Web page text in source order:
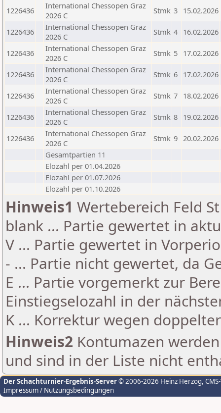
1226436
International Chessopen Graz
2026 C
Stmk 3 15.02.2026
1226436
International Chessopen Graz
2026 C
Stmk 4 16.02.2026
1226436
International Chessopen Graz
2026 C
Stmk 5 17.02.2026
1226436
International Chessopen Graz
2026 C
Stmk 6 17.02.2026
1226436
International Chessopen Graz
2026 C
Stmk 7 18.02.2026
1226436
International Chessopen Graz
2026 C
Stmk 8 19.02.2026
1226436
International Chessopen Graz
2026 C
Stmk 9 20.02.2026
Gesamtpartien 11
Elozahl per 01.04.2026
Elozahl per 01.07.2026
Elozahl per 01.10.2026
Hinweis1 Wertebereich Feld
blank ... Partie gewertet in
V ... Partie gewertet in
- ... Partie nicht gewertet, da
E ... Partie vorgemerkt zur
Einstiegselozahl in der
K ... Korrektur wegen
Hinweis2 Kontumazen
und sind in der Liste nicht
Der Schachturnier-Ergebnis-Server© 2006-2026 Heinz Herzog,
Impressum / Nutzungsbedingungen